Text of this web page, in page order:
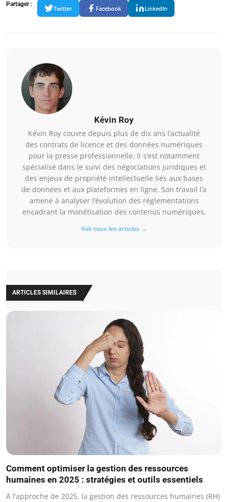
Partager :
Twitter Facebook LinkedIn
Kévin Roy
Kévin Roy couvre depuis plus de dix ans l’actualité
des contrats de licence et des données numériques
pour la presse professionnelle. Il s’est notamment
spécialisé dans le suivi des négociations juridiques et
des enjeux de propriété intellectuelle liés aux bases
de données et aux plateformes en ligne. Son travail l’a
amené à analyser l’évolution des réglementations
encadrant la monétisation des contenus numériques.
Voir tous les articles →
ARTICLES SIMILAIRES
Comment optimiser la gestion des ressources
humaines en 2025 : stratégies et outils essentiels
À l’approche de 2025, la gestion des ressources humaines (RH)